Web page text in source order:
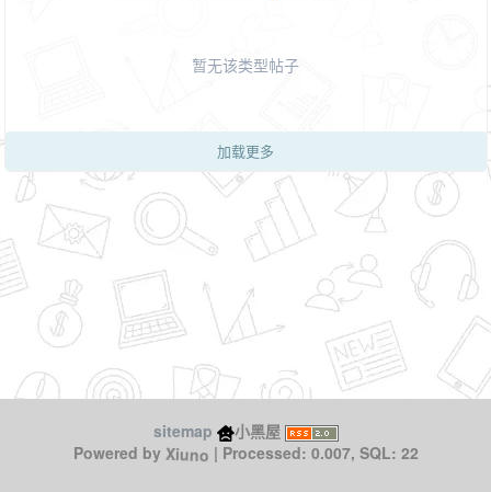
暂无该类型帖子
加载更多
sitemap
小黑屋
Powered by Xiuno | Processed: 0.007, SQL: 22